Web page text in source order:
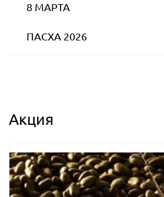
8 МАРТА
ПАСХА 2026
Акция